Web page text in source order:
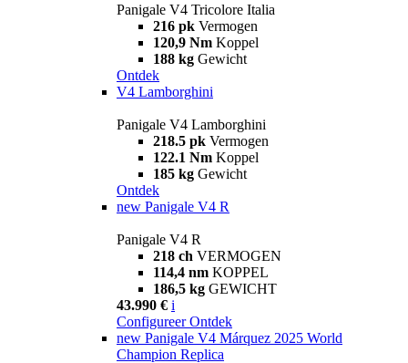
Panigale V4 Tricolore Italia
216 pk Vermogen
120,9 Nm Koppel
188 kg Gewicht
Ontdek
V4 Lamborghini
Panigale V4 Lamborghini
218.5 pk Vermogen
122.1 Nm Koppel
185 kg Gewicht
Ontdek
new Panigale V4 R
Panigale V4 R
218 ch VERMOGEN
114,4 nm KOPPEL
186,5 kg GEWICHT
43.990 € i
Configureer Ontdek
new Panigale V4 Márquez 2025 World
Champion Replica